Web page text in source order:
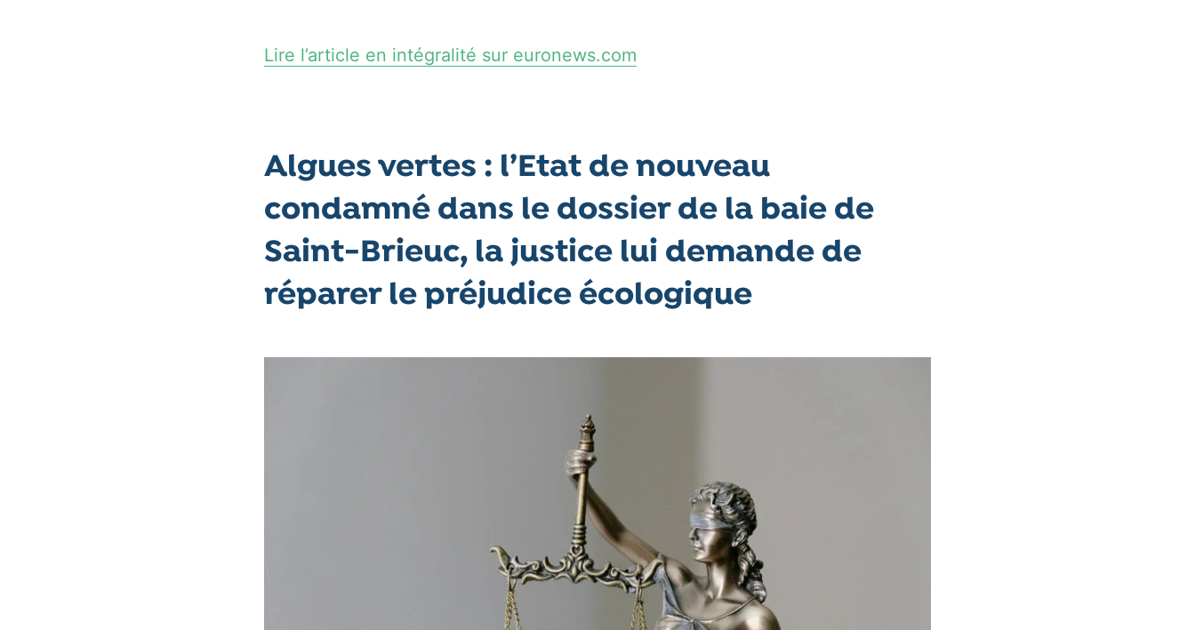
Lire l’article en intégralité sur euronews.com
Algues vertes : l’Etat de nouveau
condamné dans le dossier de la baie de
Saint-Brieuc, la justice lui demande de
réparer le préjudice écologique